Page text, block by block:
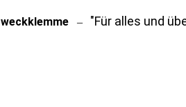
– "Für alles und